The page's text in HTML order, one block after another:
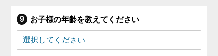
お子様の年齢を教えてください